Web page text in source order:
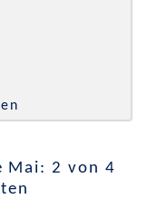
Mai: 2 von 4